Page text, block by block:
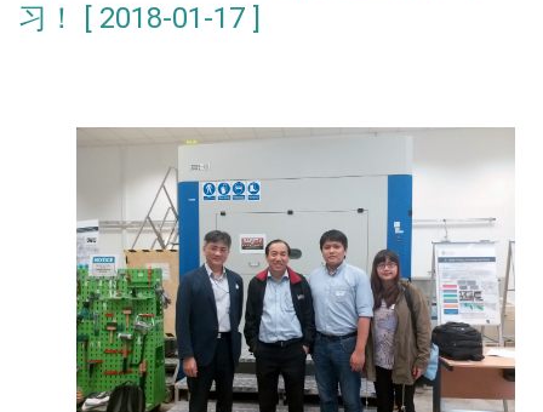
习！ [ 2018-01-17 ]